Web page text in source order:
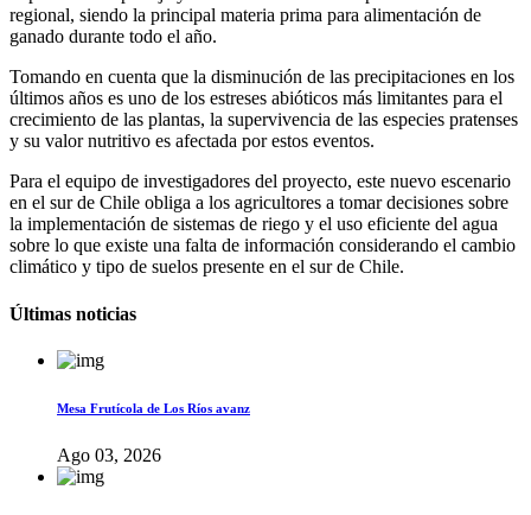
regional, siendo la principal materia prima para alimentación de
ganado durante todo el año.
Tomando en cuenta que la disminución de las precipitaciones en los
últimos años es uno de los estreses abióticos más limitantes para el
crecimiento de las plantas, la supervivencia de las especies pratenses
y su valor nutritivo es afectada por estos eventos.
Para el equipo de investigadores del proyecto, este nuevo escenario
en el sur de Chile obliga a los agricultores a tomar decisiones sobre
la implementación de sistemas de riego y el uso eficiente del agua
sobre lo que existe una falta de información considerando el cambio
climático y tipo de suelos presente en el sur de Chile.
Últimas noticias
Mesa Frutícola de Los Ríos avanz
Ago 03, 2026